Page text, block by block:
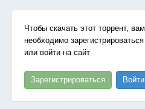
Чтобы скачать этот торрент, вам
необходимо зарегистрироваться
или войти на сайт
Зарегистрироваться Войти